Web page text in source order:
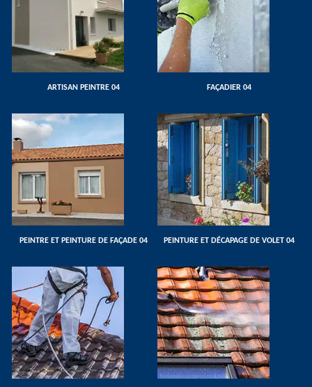
ARTISAN PEINTRE 04 FAÇADIER 04
PEINTRE ET PEINTURE DE FAÇADE 04 PEINTURE ET DÉCAPAGE DE VOLET 04